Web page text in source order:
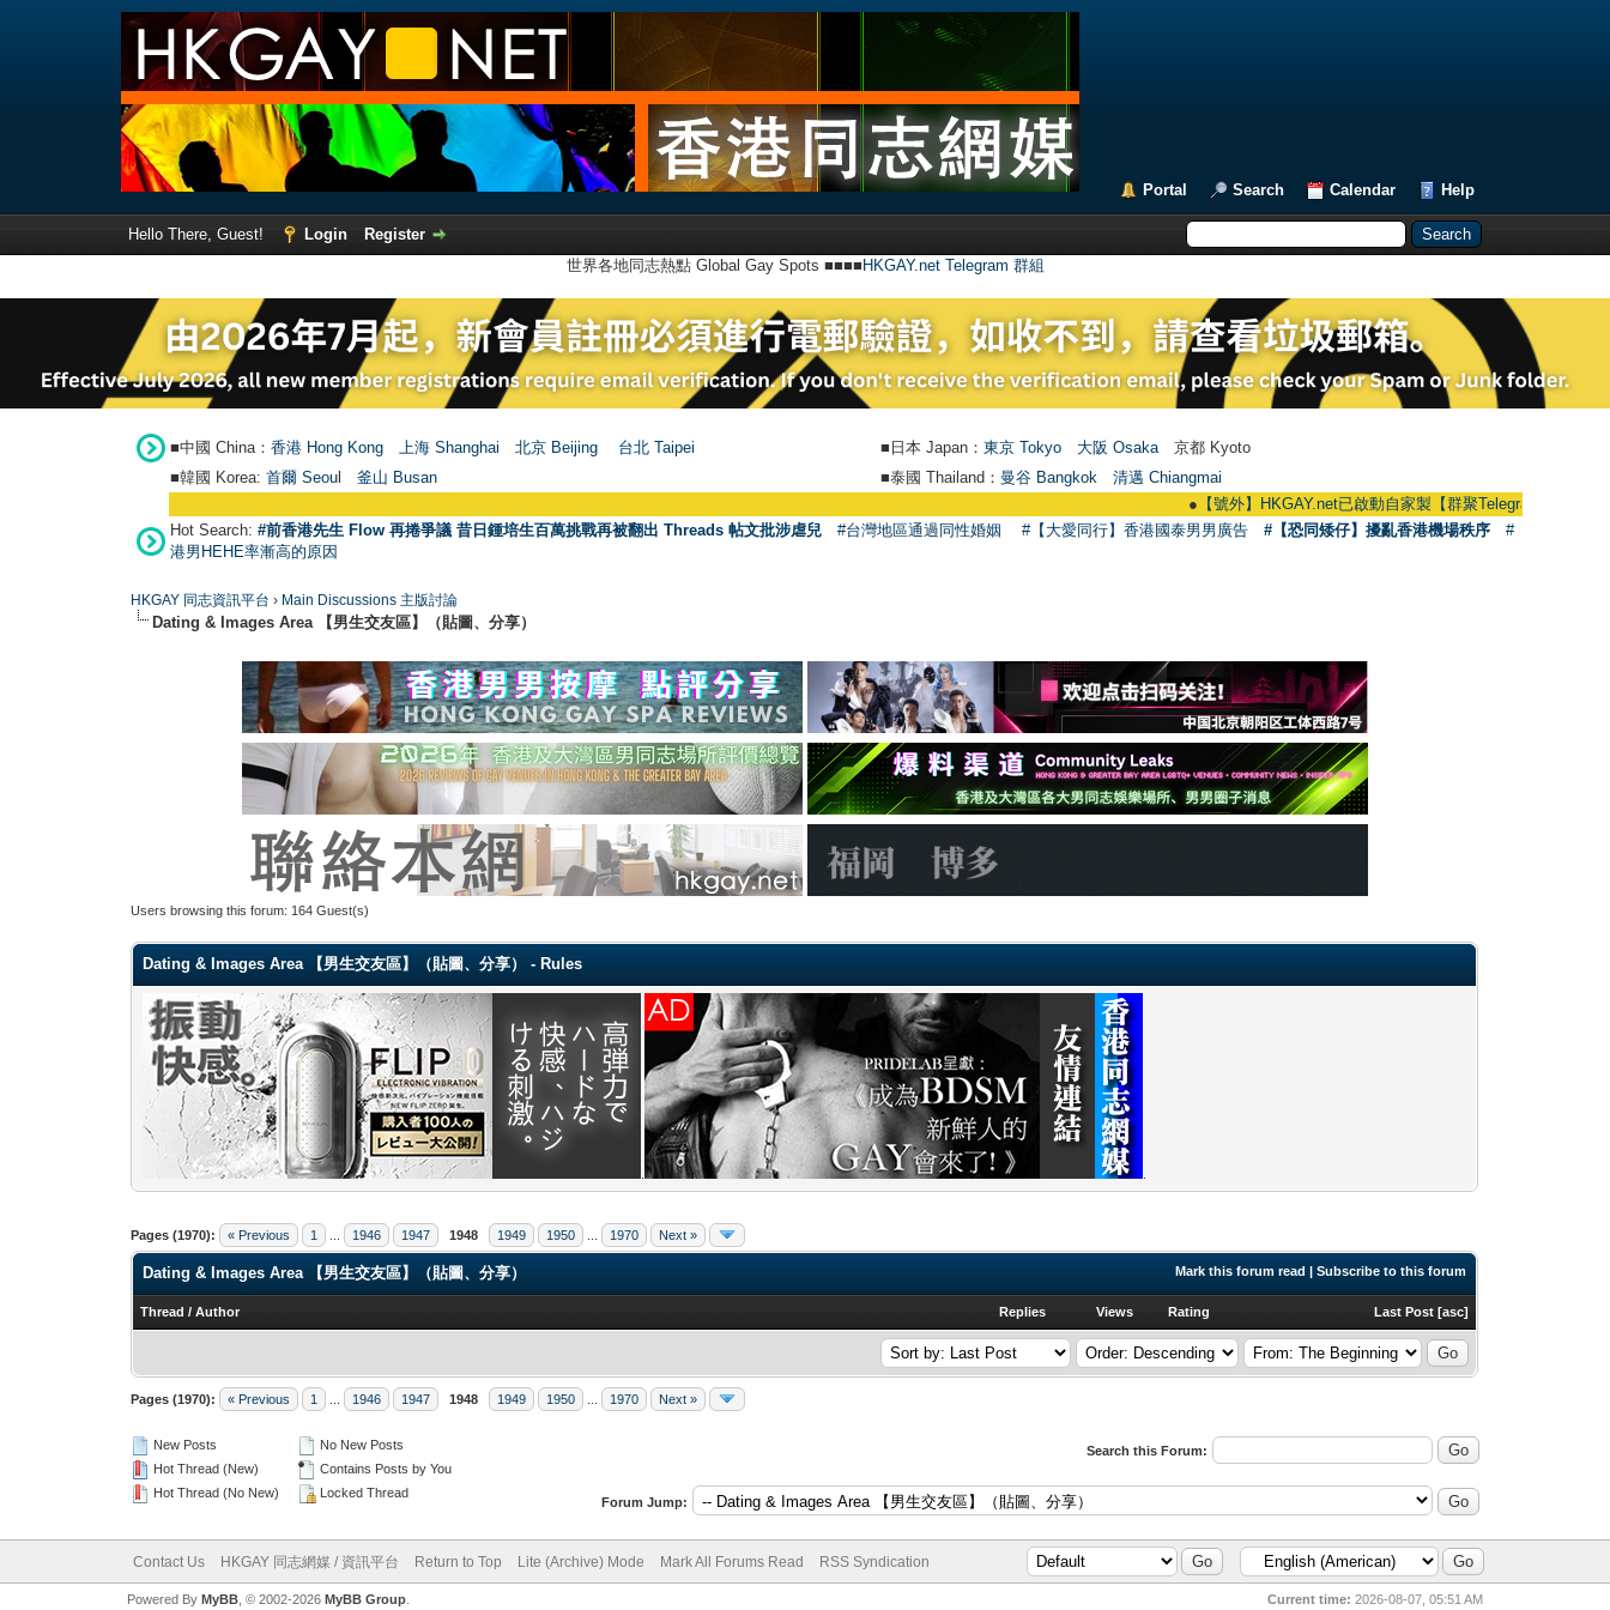
Portal Search Calendar Help
Hello There, Guest! Login
Register
世界各地同志熱點 Global Gay Spots ■■■■ HKGAY.net Telegram 群組
■中國 China： 香港 Hong Kong 上海 Shanghai 北京 Beijing 台北 Taipei ■日本 Japan： 東京 Tokyo 大阪 Osaka 京都 Kyoto
■韓國 Korea: 首爾 Seou 釜山 Busan ■泰國 Thailand： 曼谷 Bangkok
清邁 Chiangmai
【號外】HKGAY.net已啟動自家製【群聚Telegram群組】
Hot Search: #前香港先生 Flow 再捲爭議 昔日鍾培生百萬挑戰再被翻出 Threads 帖文批涉虐兒 #台灣地區通過同性婚姻 #【大愛同行】香港國泰男男廣告 #【恐同矮仔】擾亂香港機場秩序
#
港男HEHE率漸高的原因
HKGAY 同志資訊平台 › Main Discussions 主版討論
Dating & Images Area 【男生交友區】（貼圖、分享）
Users browsing this forum: 164 Guest(s)
Dating & Images Area 【男生交友區】（貼圖、分享） - Rules
.
Pages (1970): « Previous 1 1946 1947 1948 1949 1950 1970 Next »
Mark this forum read |Subscribe to this forum
Dating & Images Area 【男生交友區】（貼圖、分享）
Thread /Author Replies Views Rating Last Post [asc]
Pages (1970): « Previous 1 1946 1947 1948 1949 1950 1970 Next »
New Posts
Hot Thread (New)
Hot Thread (No New)
No New Posts
Contains Posts by You
Locked Thread
Search this Forum:
Forum Jump:
Contact Us HKGAY 同志網媒 / 資訊平台 Return to Top Lite (Archive) Mode Mark All Forums Read RSS Syndication
Current time: 2026-08-07, 05:51 AM
Powered By MyBB, © 2002-2026 MyBB Group.